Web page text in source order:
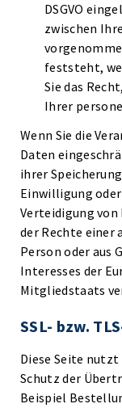
DSGVO
zwischen
feststeht,
Sie das
Ihrer
Wenn Sie die
Daten
ihrer
Einwilligung
Verteidigung von
der Rechte einer
Person oder aus
Interesses der
Mitgliedstaats
SSL- bzw.
Diese Seite
Schutz der
Beispiel